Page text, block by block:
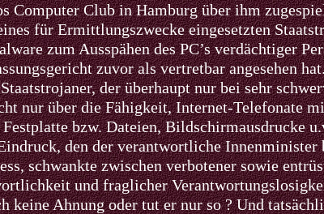
Computer Club in Hamburg über ihm
für Ermittlungszwecke eingesetzten
zum Ausspähen des PC’s verdächtiger
zuvor als vertretbar angesehen
der überhaupt nur bei sehr
nur über die Fähigkeit, Internet-Telefonate
bzw. Dateien, Bildschirmausdrucke
den der verantwortliche Innenminister
schwankte zwischen verbotener sowie
und fraglicher
keine Ahnung oder tut er nur so ? Und